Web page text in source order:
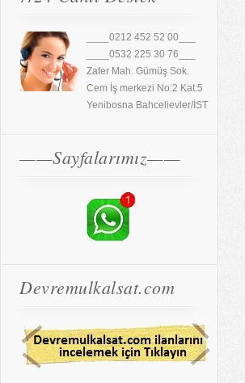
____0212 452 52 00___
____0532 225 30 76___
Zafer Mah. Gümüş Sok.
Cem İş merkezi No:2 Kat:5
Yenibosna Bahcelievler/İST
——Sayfalarımız——
Devremulkalsat.com